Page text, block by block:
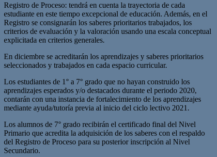
Registro de Proceso: tendrá en cuenta la trayectoria de cada
estudiante en este tiempo excepcional de educación. Además, en el
Registro se consignarán los saberes prioritarios trabajados, los
criterios de evaluación y la valoración usando una escala conceptual
explicitada en criterios generales.
En diciembre se acreditarán los aprendizajes y saberes prioritarios
seleccionados y trabajados en cada espacio curricular.
Los estudiantes de 1° a 7° grado que no hayan construido los
aprendizajes esperados y/o destacados durante el periodo 2020,
contarán con una instancia de fortalecimiento de los aprendizajes
mediante ayuda/tutoría previa al inicio del ciclo lectivo 2021.
Los alumnos de 7° grado recibirán el certificado final del Nivel
Primario que acredita la adquisición de los saberes con el respaldo
del Registro de Proceso para su posterior inscripción al Nivel
Secundario.